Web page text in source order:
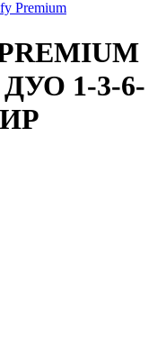
Premium
1-3-6-